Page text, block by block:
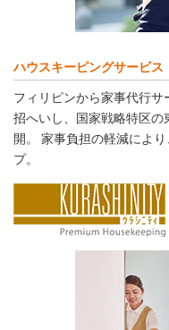
ハウスキーピングサービ
フィリピンから家事代行
招へいし、国家戦略特区の
開。 家事負担の軽減によ
プ。